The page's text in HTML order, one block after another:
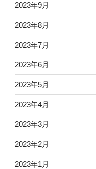
2023年9月
2023年8月
2023年7月
2023年6月
2023年5月
2023年4月
2023年3月
2023年2月
2023年1月